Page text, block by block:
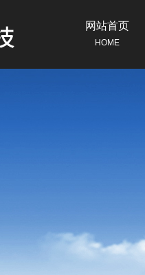
网站首页
HOME